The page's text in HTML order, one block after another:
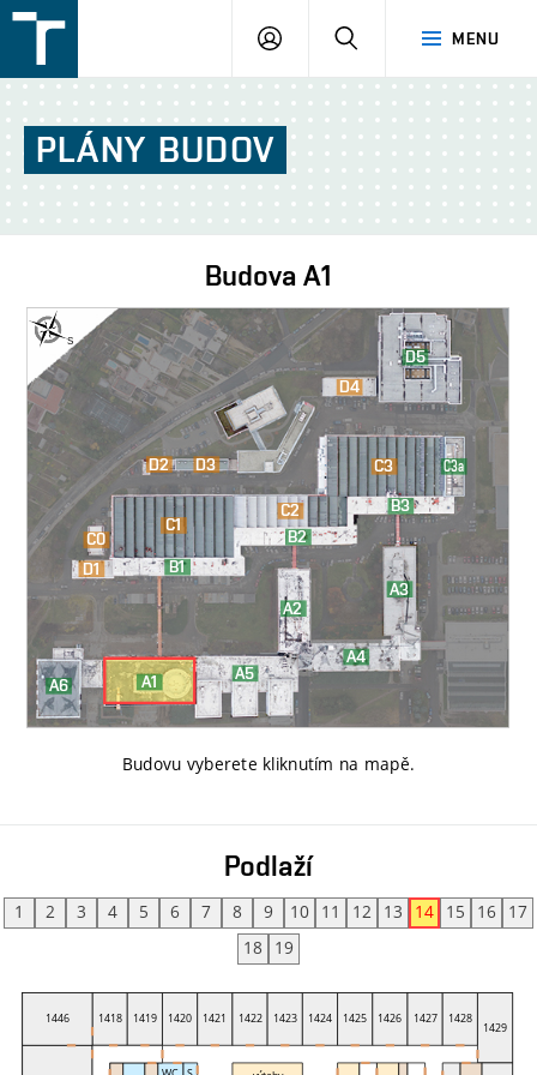
v
Brně
MENU
PŘIHLÁŠENÍ
PLÁNY BUDOV
Budova A1
Budovu vyberete kliknutím na mapě.
Podlaží
1 2 3 4 5 6 7 8 9 10 11 12 13 14 15 16
17
18
19